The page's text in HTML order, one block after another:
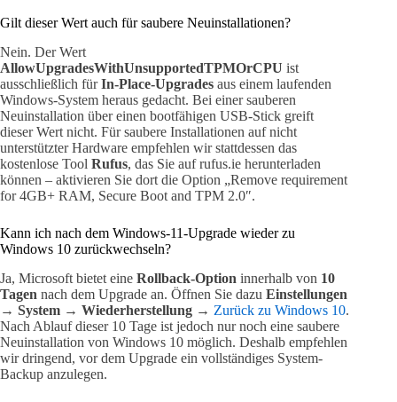
Gilt dieser Wert auch für saubere Neuinstallationen?
Nein. Der Wert
AllowUpgradesWithUnsupportedTPMOrCPU ist
ausschließlich fürIn-Place-Upgrades aus einem laufenden
Windows-System heraus gedacht. Bei einer sauberen
Neuinstallation über einen bootfähigen USB-Stick greift
dieser Wert nicht. Für saubere Installationen auf nicht
unterstützter Hardware empfehlen wir stattdessen das
kostenlose Tool Rufus, das Sie auf rufus.ie herunterladen
können – aktivieren Sie dort die Option „Remove requirement
for 4GB+ RAM, Secure Boot and TPM 2.0″.
Kann ich nach dem Windows-11-Upgrade wieder zu
Windows 10 zurückwechseln?
Ja, Microsoft bietet eine Rollback-Option innerhalb von 10
Tagen nach dem Upgrade an. Öffnen Sie dazu Einstellungen
→ System → Wiederherstellung → Zurück zu Windows 10.
Nach Ablauf dieser 10 Tage ist jedoch nur noch eine saubere
Neuinstallation von Windows 10 möglich. Deshalb empfehlen
wir dringend, vor dem Upgrade ein vollständiges System-
Backup anzulegen.